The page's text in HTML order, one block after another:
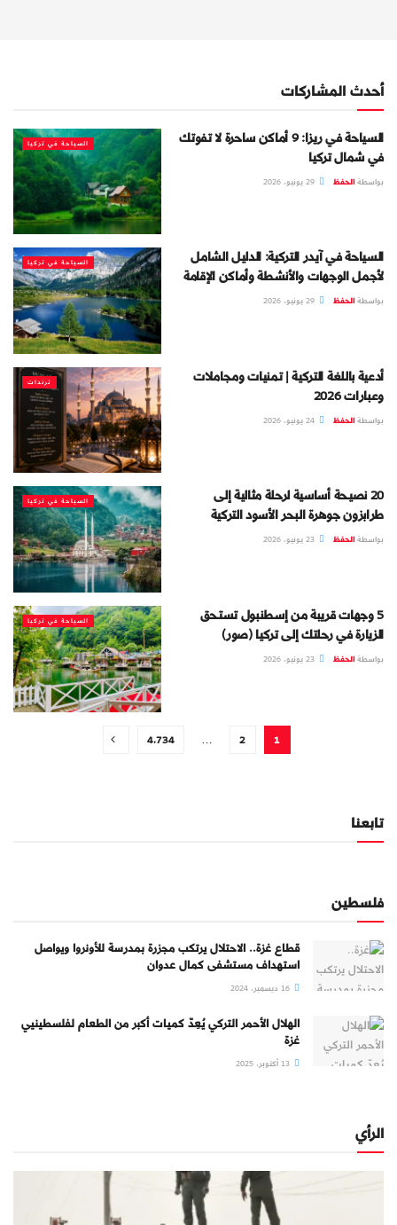
أحدث المشاركات
السياحة في تركيا
السياحة في ريزا: 9 أماكن ساحرة لا تفوتك
في شمال تركيا
بواسطةالحفظ
السياحة في تركيا
السياحة في آيدر التركية: الدليل الشامل
لأجمل الوجهات والأنشطة وأماكن الإقامة
بواسطةالحفظ
ترندات
أدعية باللغة التركية | تمنيات ومجاملات
وعبارات 2026
بواسطةالحفظ
السياحة في تركيا
20 نصيحة أساسية لرحلة مثالية إلى
طرابزون جوهرة البحر الأسود التركية
بواسطةالحفظ
السياحة في تركيا
5 وجهات قريبة من إسطنبول تستحق
الزيارة في رحلتك إلى تركيا (صور)
بواسطةالحفظ
1
2
… 4٬734
تابعنا
فلسطين
قطاع غزة.. الاحتلال يرتكب مجزرة بمدرسة للأونروا ويواصل
استهداف مستشفى كمال عدوان
الهلال الأحمر التركي يُعِدّ كميات أكبر من الطعام لفلسطينيي
غزة
الرأي